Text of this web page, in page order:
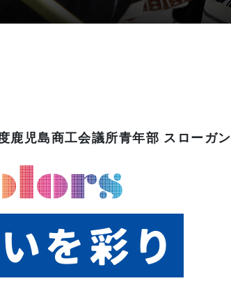
鹿児島商工会議所青年部 スローガン
を彩り